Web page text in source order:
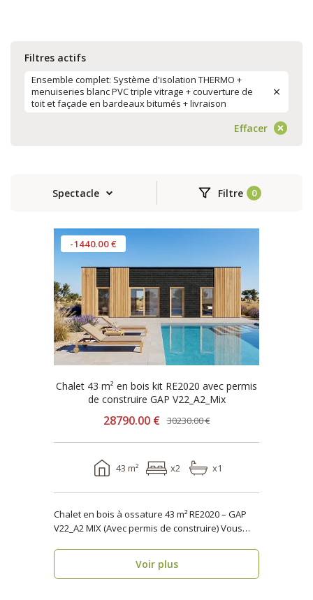
Filtres actifs
Ensemble complet: Système d'isolation THERMO +
menuiseries blanc PVC triple vitrage + couverture de
toit et façade en bardeaux bitumés + livraison
Effacer
Spectacle Filtre
-1440.00 €
Chalet 43 m² en bois kit RE2020 avec permis
de construire GAP V22_A2_Mix
28790.00 € 30230.00 €
43 m² x2 x1
Chalet en bois à ossature 43 m² RE2020 – GAP
V22_A2 MIX (Avec permis de construire) Vous
Voir plus